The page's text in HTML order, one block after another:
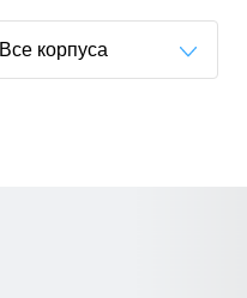
Все корпуса